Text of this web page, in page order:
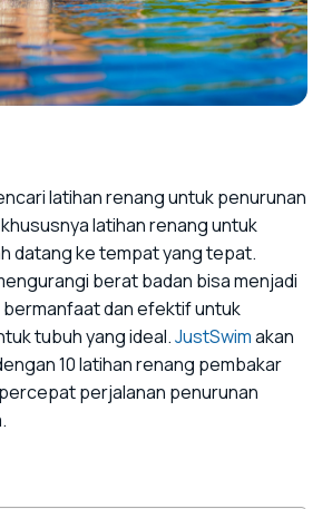
latihan renang untuk penurunan
latihan renang untuk
datang ke tempat yang tepat.
berat badan bisa menjadi
dan efektif untuk
tubuh yang ideal.JustSwimakan
10 latihan renang pembakar
perjalanan penurunan